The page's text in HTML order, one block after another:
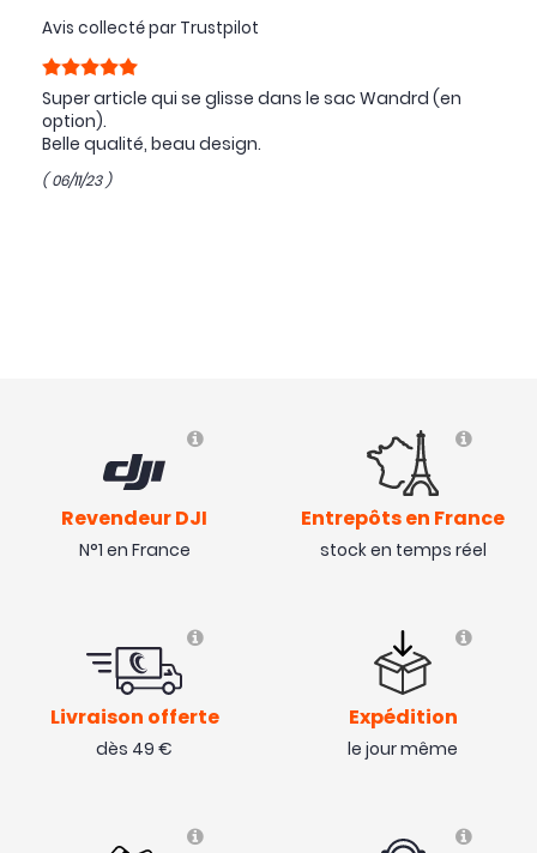
Avis collecté par Trustpilot
Super article qui se glisse dans le sac Wandrd (en
option).
Belle qualité, beau design.
( 06/11/23 )
Revendeur DJI
N°1 en France
Entrepôts en France
stock en temps réel
Livraison offerte
dès 49 €
Expédition
le jour même